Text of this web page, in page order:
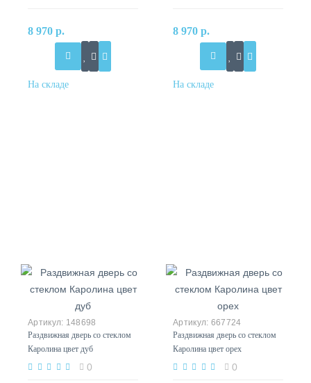
8 970 р. 8 970 р.
148698
Раздвижная дверь со стеклом
Каролина цвет дуб
0
667724
Раздвижная дверь со стеклом
Каролина цвет орех
0